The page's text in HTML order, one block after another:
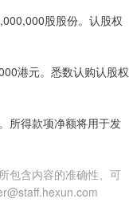
股股份。认股权
港元。悉数认购认股权
所得款项净额将用于发
包含内容的准确性、可